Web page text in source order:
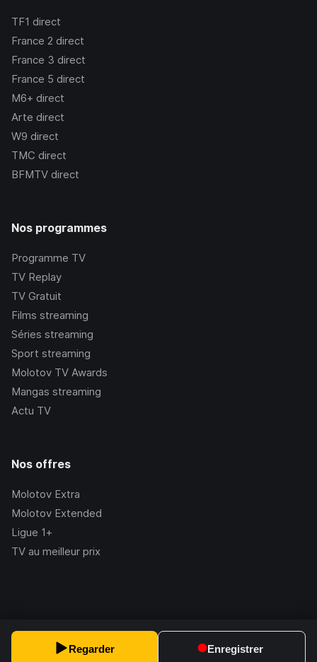
Regarder Enregistrer
TF1 direct
France 2 direct
France 3 direct
France 5 direct
M6+ direct
Arte direct
W9 direct
TMC direct
BFMTV direct
Nos programmes
Programme TV
TV Replay
TV Gratuit
Films streaming
Séries streaming
Sport streaming
Molotov TV Awards
Mangas streaming
Actu TV
Nos offres
Molotov Extra
Molotov Extended
Ligue 1+
TV au meilleur prix
2.228.1